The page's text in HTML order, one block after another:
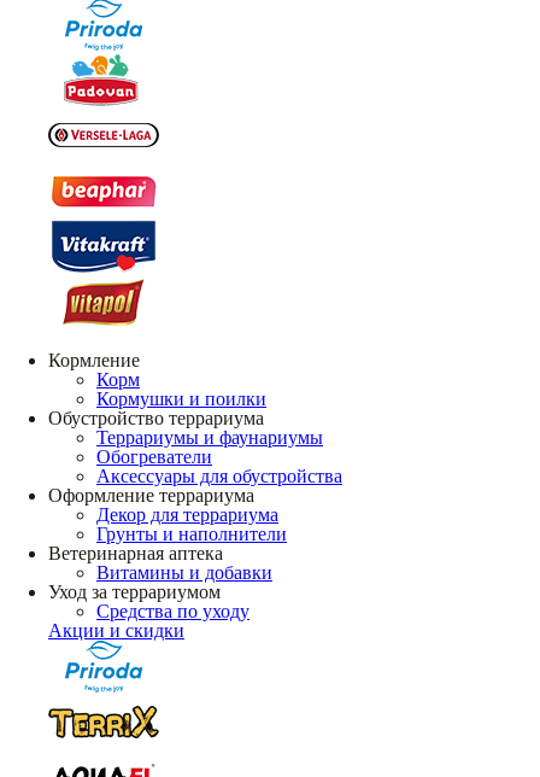
Кормление
Корм
Кормушки и поилки
Обустройство террариума
Террариумы и фаунариумы
Обогреватели
Аксессуары для обустройства
Оформление террариума
Декор для террариума
Грунты и наполнители
Ветеринарная аптека
Витамины и добавки
Уход за террариумом
Средства по уходу
Акции и скидки